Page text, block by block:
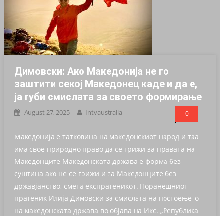
Димовски: Ако Македонија не го
заштити секој Македонец каде и да е,
ја губи смислата за своето формирање
August 27, 2025 Intvaustralia 0
Македонија e татковина на македонскиот народ и таа
има свое природно право да се грижи за правата на
Македонците Македонската држава е форма без
суштина ако не се грижи и за Македонците без
државјанство, смета експратеникот. Поранешниот
пратеник Илија Димовски за смислата на постоењето
на македонската држава во објава на Икс. „Република